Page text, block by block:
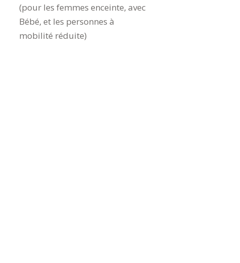
(pour les femmes enceinte, avec
Bébé, et les personnes à
mobilité réduite)